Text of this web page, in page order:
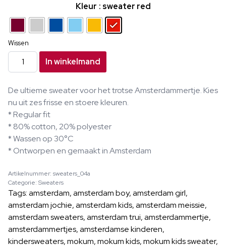
Kleur : sweater red
Wissen
Onze
Trots
Tijger
jochie
aantal
In winkelmand
De ultieme sweater voor het trotse Amsterdammertje. Kies
nu uit zes frisse en stoere kleuren.
* Regular fit
* 80% cotton, 20% polyester
* Wassen op 30°C
* Ontworpen en gemaakt in Amsterdam
Artikelnummer: sweaters_04a
Categorie: Sweaters
Tags:amsterdam,amsterdam boy,amsterdam girl,
amsterdam jochie,amsterdam kids,amsterdam meissie,
amsterdam sweaters,amsterdam trui,amsterdammertje,
amsterdammertjes,amsterdamse kinderen,
kindersweaters,mokum,mokum kids,mokum kids sweater,